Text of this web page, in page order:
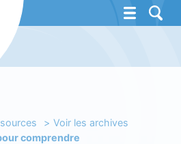
06 - Comité départemental
Voir les archives
comprendre